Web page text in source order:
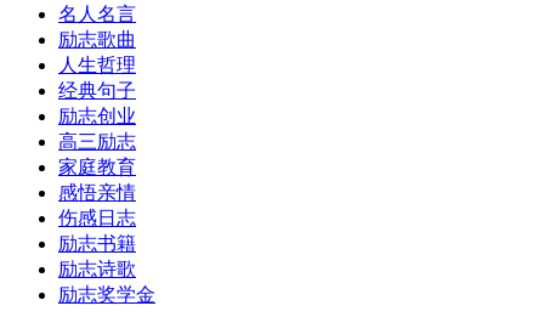
名人名言
励志歌曲
人生哲理
经典句子
励志创业
高三励志
家庭教育
感悟亲情
伤感日志
励志书籍
励志诗歌
励志奖学金